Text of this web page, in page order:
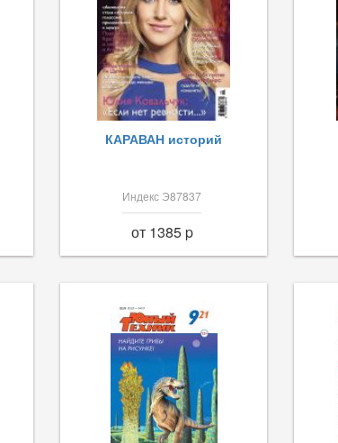
КАРАВАН историй
Индекс Э87837
от 1385 p